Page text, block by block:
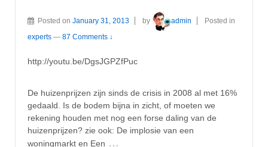
Posted on January 31, 2013 by admin
Posted in
experts — 87 Comments ↓
http://youtu.be/DgsJGPZfPuc
De huizenprijzen zijn sinds de crisis in 2008 al met 16%
gedaald. Is de bodem bijna in zicht, of moeten we
rekening houden met nog een forse daling van de
huizenprijzen? zie ook: De implosie van een
woningmarkt en Een …